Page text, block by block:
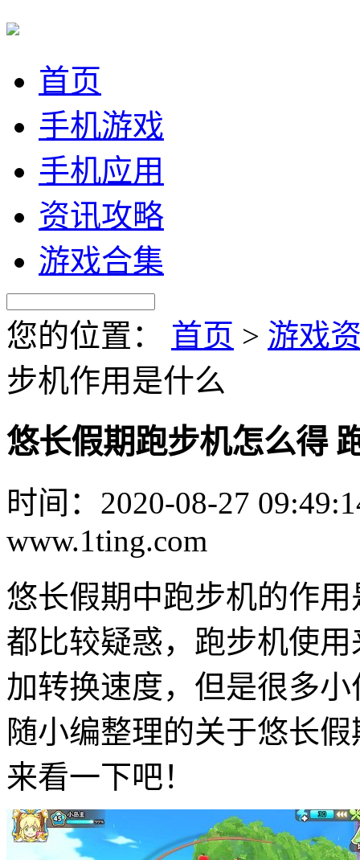
首页
手机游戏
手机应用
资讯攻略
游戏合集
您的位置： 首页 > 游戏
步机作用是什么
悠长假期跑步机怎么得
时间：2020-08-27
www.1ting.com
悠长假期中跑步机的作
都比较疑惑，跑步机使
加转换速度，但是很多
随小编整理的关于悠长
来看一下吧！